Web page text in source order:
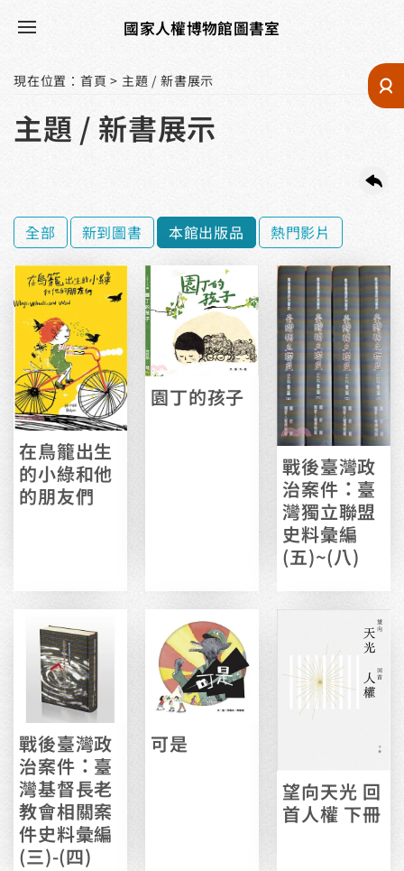
國家人權博物館圖書室
現在位置 ：首頁 > 主題 / 新書展示
主題 / 新書展示
全部 新到圖書 本館出版品 熱門影片
在鳥籠出生
的小綠和他
的朋友們
園丁的孩子
戰後臺灣政
治案件：臺
灣獨立聯盟
史料彙編
(五)~(八)
戰後臺灣政
治案件：臺
灣基督長老
教會相關案
件史料彙編
(三)-(四)
可是
望向天光 回
首人權 下冊